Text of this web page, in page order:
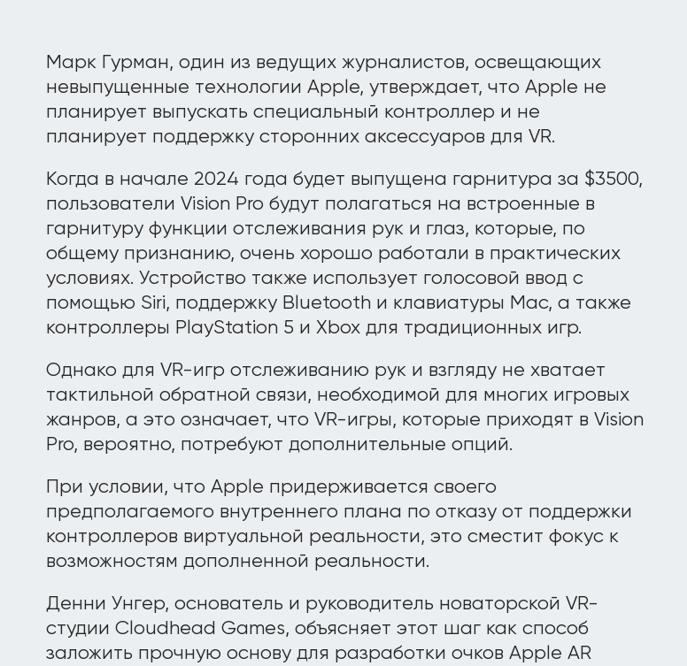
Марк Гурман, один из ведущих журналистов, освещающих
невыпущенные технологии Apple, утверждает, что Apple не
планирует выпускать специальный контроллер и не
планирует поддержку сторонних аксессуаров для VR.
Когда в начале 2024 года будет выпущена гарнитура за $3500,
пользователи Vision Pro будут полагаться на встроенные в
гарнитуру функции отслеживания рук и глаз, которые, по
общему признанию, очень хорошо работали в практических
условиях. Устройство также использует голосовой ввод с
помощью Siri, поддержку Bluetooth и клавиатуры Mac, а также
контроллеры PlayStation 5 и Xbox для традиционных игр.
Однако для VR-игр отслеживанию рук и взгляду не хватает
тактильной обратной связи, необходимой для многих игровых
жанров, а это означает, что VR-игры, которые приходят в Vision
Pro, вероятно, потребуют дополнительные опций.
При условии, что Apple придерживается своего
предполагаемого внутреннего плана по отказу от поддержки
контроллеров виртуальной реальности, это сместит фокус к
возможностям дополненной реальности.
Денни Унгер, основатель и руководитель новаторской VR-
студии Cloudhead Games, объясняет этот шаг как способ
заложить прочную основу для разработки очков Apple AR